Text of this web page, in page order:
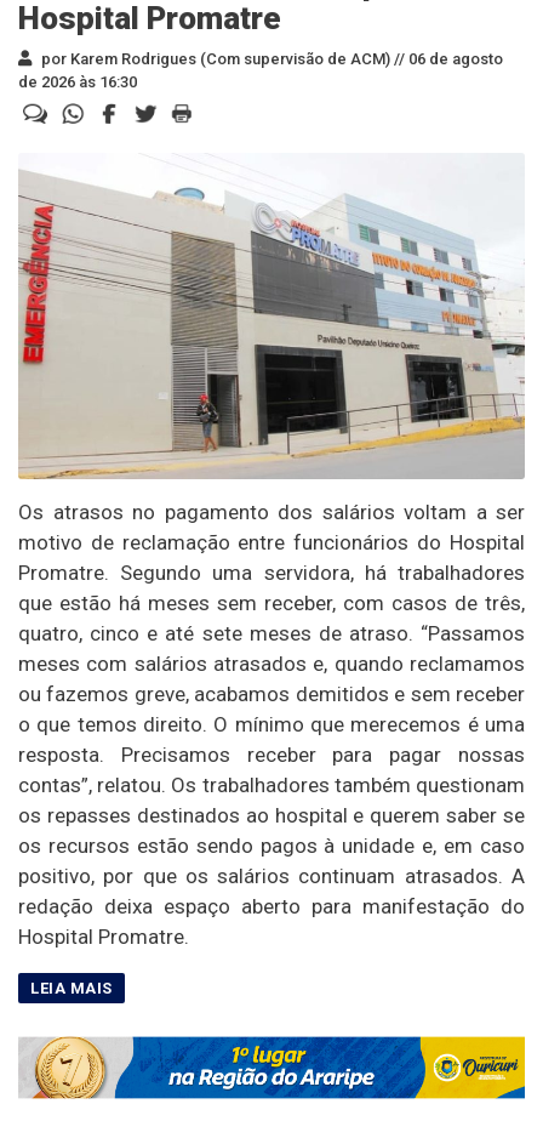
Hospital Promatre
por Karem Rodrigues (Com supervisão de ACM) // 06 de agosto
de 2026 às 16:30
Os atrasos no pagamento dos salários voltam a ser
motivo de reclamação entre funcionários do Hospital
Promatre. Segundo uma servidora, há trabalhadores
que estão há meses sem receber, com casos de três,
quatro, cinco e até sete meses de atraso. “Passamos
meses com salários atrasados e, quando reclamamos
ou fazemos greve, acabamos demitidos e sem receber
o que temos direito. O mínimo que merecemos é uma
resposta. Precisamos receber para pagar nossas
contas”, relatou. Os trabalhadores também questionam
os repasses destinados ao hospital e querem saber se
os recursos estão sendo pagos à unidade e, em caso
positivo, por que os salários continuam atrasados. A
redação deixa espaço aberto para manifestação do
Hospital Promatre.